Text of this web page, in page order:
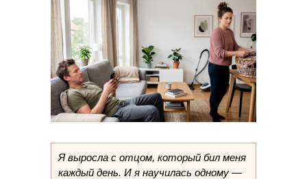
Я выросла с отцом, который бил меня
каждый день. И я научилась одному —